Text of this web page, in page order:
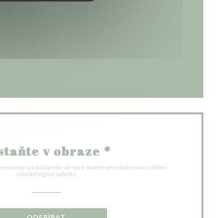
v obraze *
a dostávejte od nás e-mailem personalizovaná sdělení
a marketingové nabídky.